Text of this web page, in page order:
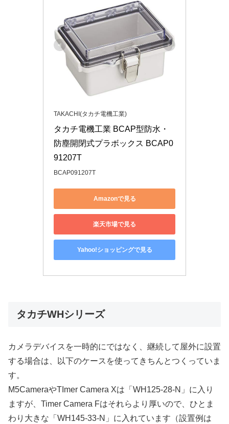
TAKACHI(タカチ電機工業)
タカチ電機工業 BCAP型防水・
防塵開閉式プラボックス BCAP0
91207T
BCAP091207T
Amazonで見る
楽天市場で見る
Yahoo!ショッピングで見る
タカチWHシリーズ
カメラデバイスを一時的にではなく、継続して屋外に設置
する場合は、以下のケースを使ってきちんとつくっていま
す。
M5CameraやTImer Camera Xは「WH125-28-N」に入り
ますが、Timer Camera Fはそれらより厚いので、ひとま
わり大きな「WH145-33-N」に入れています（設置例は